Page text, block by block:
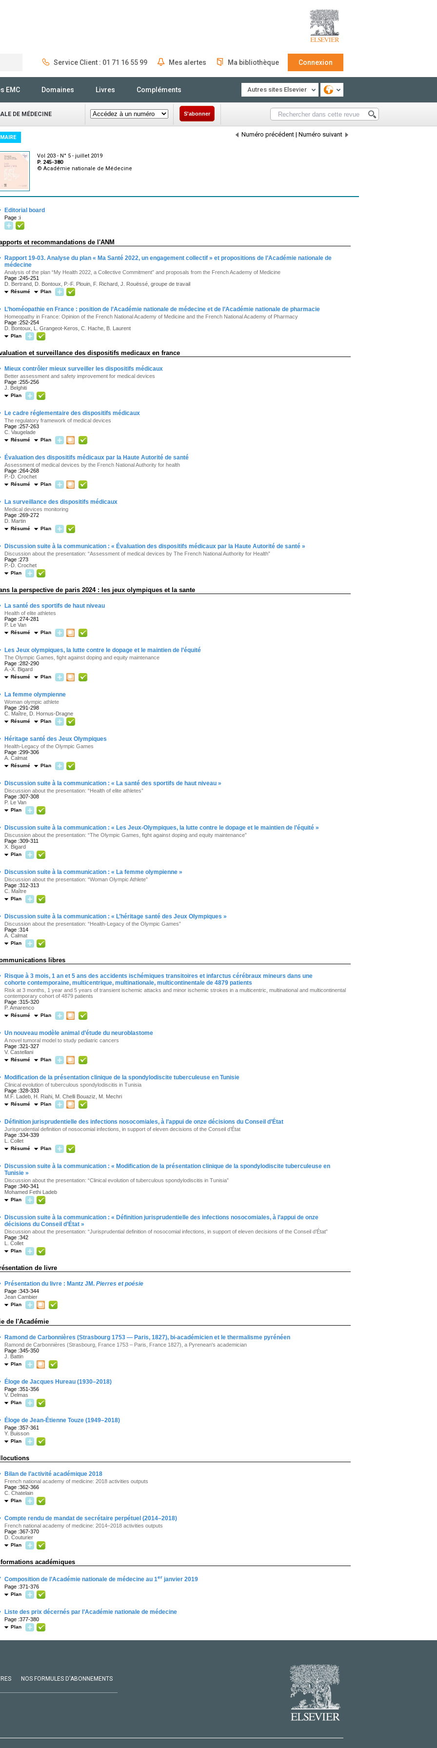
Service Client : 01 71 16 55 99 Mes alertes Ma bibliothèque Connexion
EMC Domaines Livres Compléments Autres sites Elsevier
DE MÉDECINE S'abonner
Numéro précédent | Numéro suivant
Vol 203 - N° 5 - juillet 2019
P. 245-380
© Académie nationale de Médecine
Editorial board
Page :i
et recommandations de l'ANM
Rapport 19-03. Analyse du plan « Ma Santé 2022, un engagement collectif » et propositions de l’Académie nationale de
médecine
Analysis of the plan “My Health 2022, a Collective Commitment” and proposals from the French Academy of Medicine
Page :245-251
D. Bertrand, D. Bontoux, P.-F. Plouin, F. Richard, J. Rouëssé, groupe de travail
Résumé Plan
L’homéopathie en France : position de l’Académie nationale de médecine et de l’Académie nationale de pharmacie
Homeopathy in France: Opinion of the French National Academy of Medicine and the French National Academy of Pharmacy
Page :252-254
D. Bontoux, L. Grangeot-Keros, C. Hache, B. Laurent
Plan
et surveillance des dispositifs medicaux en france
Mieux contrôler mieux surveiller les dispositifs médicaux
Better assessment and safety improvement for medical devices
Page :255-256
J. Belghiti
Plan
Le cadre réglementaire des dispositifs médicaux
The regulatory framework of medical devices
Page :257-263
C. Vaugelade
Résumé Plan
Évaluation des dispositifs médicaux par la Haute Autorité de santé
Assessment of medical devices by the French National Authority for health
Page :264-268
P.-D. Crochet
Résumé Plan
La surveillance des dispositifs médicaux
Medical devices monitoring
Page :269-272
D. Martin
Résumé Plan
Discussion suite à la communication : « Évaluation des dispositifs médicaux par la Haute Autorité de santé »
Discussion about the presentation: “Assessment of medical devices by The French National Authority for Health”
Page :273
P.-D. Crochet
Plan
la perspective de paris 2024 : les jeux olympiques et la sante
La santé des sportifs de haut niveau
Health of elite athletes
Page :274-281
P. Le Van
Résumé Plan
Les Jeux olympiques, la lutte contre le dopage et le maintien de l’équité
The Olympic Games, fight against doping and equity maintenance
Page :282-290
A.-X. Bigard
Résumé Plan
La femme olympienne
Woman olympic athlete
Page :291-298
C. Maître, D. Hornus-Dragne
Résumé Plan
Héritage santé des Jeux Olympiques
Health-Legacy of the Olympic Games
Page :299-306
A. Calmat
Résumé Plan
Discussion suite à la communication : « La santé des sportifs de haut niveau »
Discussion about the presentation: “Health of elite athletes”
Page :307-308
P. Le Van
Plan
Discussion suite à la communication : « Les Jeux-Olympiques, la lutte contre le dopage et le maintien de l’équité »
Discussion about the presentation: “The Olympic Games, fight against doping and equity maintenance”
Page :309-311
X. Bigard
Plan
Discussion suite à la communication : « La femme olympienne »
Discussion about the presentation: “Woman Olympic Athlete”
Page :312-313
C. Maître
Plan
Discussion suite à la communication : « L’héritage santé des Jeux Olympiques »
Discussion about the presentation: “Health-Legacy of the Olympic Games”
Page :314
A. Calmat
Plan
libres
Risque à 3 mois, 1 an et 5 ans des accidents ischémiques transitoires et infarctus cérébraux mineurs dans une
cohorte contemporaine, multicentrique, multinationale, multicontinentale de 4879 patients
Risk at 3 months, 1 year and 5 years of transient ischemic attacks and minor ischemic strokes in a multicentric, multinational and multicontinental
contemporary cohort of 4879 patients
Page :315-320
P. Amarenco
Résumé Plan
Un nouveau modèle animal d’étude du neuroblastome
A novel tumoral model to study pediatric cancers
Page :321-327
V. Castellani
Résumé Plan
Modification de la présentation clinique de la spondylodiscite tuberculeuse en Tunisie
Clinical evolution of tuberculous spondylodiscitis in Tunisia
Page :328-333
M.F. Ladeb, H. Riahi, M. Chelli Bouaziz, M. Mechri
Résumé Plan
Définition jurisprudentielle des infections nosocomiales, à l’appui de onze décisions du Conseil d’État
Jurisprudential definition of nosocomial infections, in support of eleven decisions of the Conseil d’État
Page :334-339
L. Collet
Résumé Plan
Discussion suite à la communication : « Modification de la présentation clinique de la spondylodiscite tuberculeuse en
Tunisie »
Discussion about the presentation: “Clinical evolution of tuberculous spondylodiscitis in Tunisia”
Page :340-341
Mohamed Fethi Ladeb
Plan
Discussion suite à la communication : « Définition jurisprudentielle des infections nosocomiales, à l’appui de onze
décisions du Conseil d’État »
Discussion about the presentation: “Jurisprudential definition of nosocomial infections, in support of eleven decisions of the Conseil d’État”
Page :342
L. Collet
Plan
de livre
Présentation du livre : Mantz JM. Pierres et poésie
Page :343-344
Jean Cambier
Plan
de l'Académie
Ramond de Carbonnières (Strasbourg 1753 — Paris, 1827), bi-académicien et le thermalisme pyrénéen
Ramond de Carbonnières (Strasbourg, France 1753 – Paris, France 1827), a Pyrenean's academician
Page :345-350
J. Battin
Plan
Éloge de Jacques Hureau (1930–2018)
Page :351-356
V. Delmas
Plan
Éloge de Jean-Étienne Touze (1949–2018)
Page :357-361
Y. Buisson
Plan
Bilan de l’activité académique 2018
French national academy of medicine: 2018 activities outputs
Page :362-366
C. Chatelain
Plan
Compte rendu de mandat de secrétaire perpétuel (2014–2018)
French national academy of medicine: 2014–2018 activities outputs
Page :367-370
D. Couturier
Plan
académiques
Composition de l’Académie nationale de médecine au 1er janvier 2019
Page :371-376
Plan
Liste des prix décernés par l’Académie nationale de médecine
Page :377-380
Plan
NOS FORMULES D'ABONNEMENTS